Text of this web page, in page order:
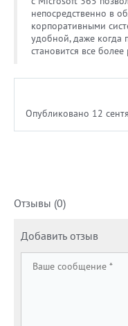
непосредственно в
корпоративными
удобной, даже когда
становится все
Опубликовано 12
Отзывы (0)
Добавить отзыв